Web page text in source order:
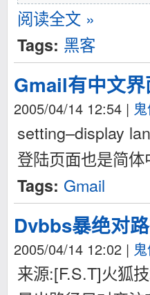
阅读全文 »
Tags: 黑客
Gmail有中文界
2005/04/14 12:54 |
setting–display
登陆页面也是简体
Tags: Gmail
Dvbbs暴绝对
2005/04/14 12:02 |
来源:[F.S.T]火狐